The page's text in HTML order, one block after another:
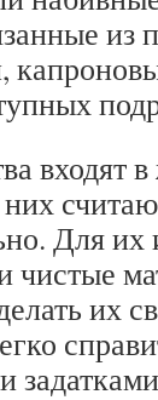
из
входят
Для их
чистые
их